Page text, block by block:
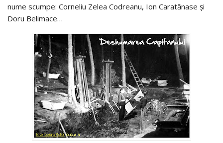
nume scumpe: Corneliu Zelea Codreanu, Ion Caratănase şi
Doru Belimace…